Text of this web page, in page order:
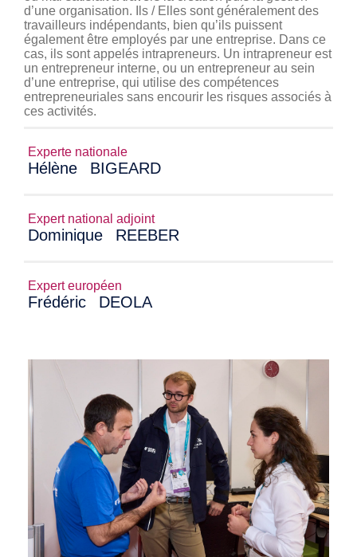
d’une organisation. Ils / Elles sont généralement des
travailleurs indépendants, bien qu’ils puissent
également être employés par une entreprise. Dans ce
cas, ils sont appelés intrapreneurs. Un intrapreneur est
un entrepreneur interne, ou un entrepreneur au sein
d’une entreprise, qui utilise des compétences
entrepreneuriales sans encourir les risques associés à
ces activités.
Experte nationale
Hélène BIGEARD
Expert national adjoint
Dominique REEBER
Expert européen
Frédéric DEOLA